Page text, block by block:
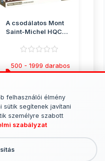
felhasználói élmény
sütik segítenek javítani
személyre szabott
szabályzat
A csodálatos Mont
Saint-Michel HQC
poszter...
500 - 1999 darabos
RÉSZLETEK